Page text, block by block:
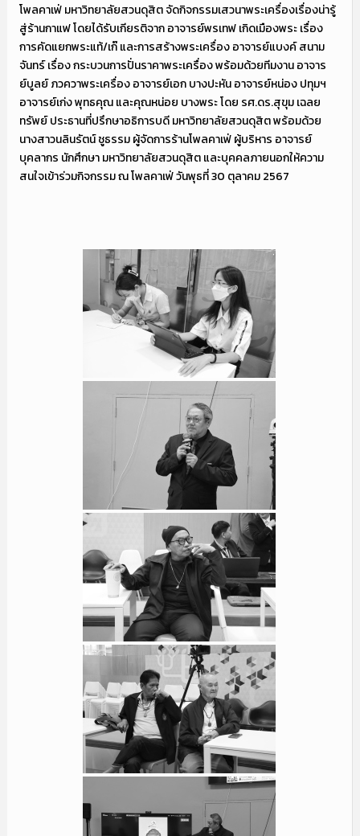
โพลคาเฟ่ มหาวิทยาลัยสวนดุสิต จัดกิจกรรมเสวนาพระเครื่องเรื่องน่ารู้
สู่ร้านกาแฟ โดยได้รับเกียรติจาก อาจารย์พรเทฟ เกิดเมืองพระ เรื่อง
การคัดแยกพระแท้/เก๊ และการสร้างพระเครื่อง อาจารย์แบงค์ สนาม
จันทร์ เรื่อง กระบวนการปั่นราคาพระเครื่อง พร้อมด้วยทีมงาน อาจาร
ย์บูลย์ ภวควาพระเครื่อง อาจารย์เอก บางปะหัน อาจารย์หน่อง ปทุมฯ
อาจารย์เก่ง พุทธคุณ และคุณหน่อย บางพระ โดย รศ.ดร.สุขุม เฉลย
ทรัพย์ ประธานที่ปรึกษาอธิการบดี มหาวิทยาลัยสวนดุสิต พร้อมด้วย
นางสาวนลินรัตน์ ชูธรรม ผู้จัดการร้านโพลคาเฟ่ ผู้บริหาร อาจารย์
บุคลากร นักศึกษา มหาวิทยาลัยสวนดุสิต และบุคคลภายนอกให้ความ
สนใจเข้าร่วมกิจกรรม ณ โพลคาเฟ่ วันพุธที่ 30 ตุลาคม 2567